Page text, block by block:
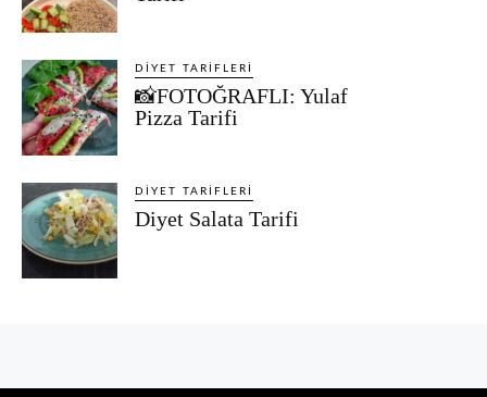
DIYET TARIFLERI
📸FOTOĞRAFLI: Yulaf
Pizza Tarifi
DIYET TARIFLERI
Diyet Salata Tarifi